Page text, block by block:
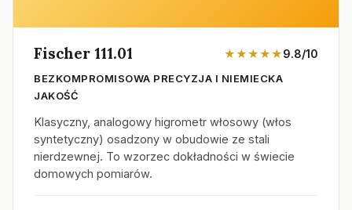
Fischer 111.01 ★★★★★9.8/10
BEZKOMPROMISOWA PRECYZJA I NIEMIECKA
JAKOŚĆ
Klasyczny, analogowy higrometr włosowy (włos
syntetyczny) osadzony w obudowie ze stali
nierdzewnej. To wzorzec dokładności w świecie
domowych pomiarów.